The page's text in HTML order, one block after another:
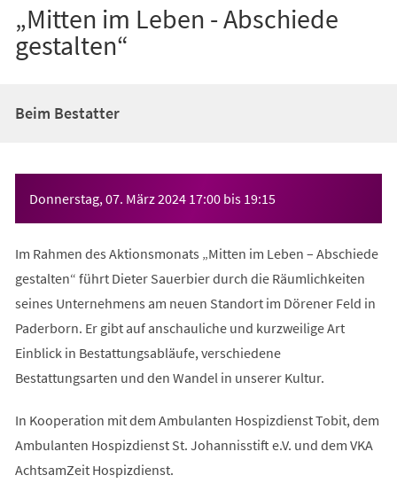
„Mitten im Leben - Abschiede
gestalten“
Beim Bestatter
Donnerstag, 07. März 2024 17:00 bis 19:15
Im Rahmen des Aktionsmonats „Mitten im Leben – Abschiede
gestalten“ führt Dieter Sauerbier durch die Räumlichkeiten
seines Unternehmens am neuen Standort im Dörener Feld in
Paderborn. Er gibt auf anschauliche und kurzweilige Art
Einblick in Bestattungsabläufe, verschiedene
Bestattungsarten und den Wandel in unserer Kultur.
In Kooperation mit dem Ambulanten Hospizdienst Tobit, dem
Ambulanten Hospizdienst St. Johannisstift e.V. und dem VKA
AchtsamZeit Hospizdienst.